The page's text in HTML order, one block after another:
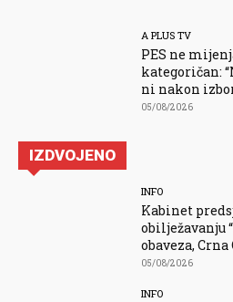
A PLUS TV
PES ne
kategoričan:
ni nakon
05/08/2026
IZDVOJENO
INFO
Kabinet
obilježavanju
obaveza,
05/08/2026
INFO